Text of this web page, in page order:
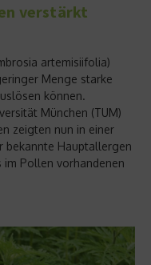
verstärkt
artemisiifolia)
Menge starke
können.
München (TUM)
zeigten nun in einer
bekannte Hauptallergen
Pollen vorhandenen